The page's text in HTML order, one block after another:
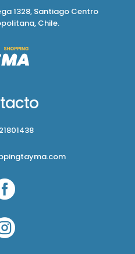
1328, Santiago Centro
Chile.